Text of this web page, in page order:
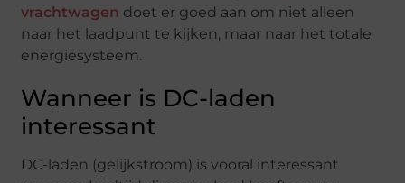
vrachtwagen doet er goed aan om niet alleen
naar het laadpunt te kijken, maar naar het totale
energiesysteem.
Wanneer is DC-laden
interessant
DC-laden (gelijkstroom) is vooral interessant